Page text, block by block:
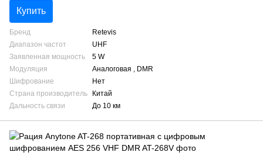
Купить
Бренд
Retevis
Диапазон частот
UHF
Заявленная мощность
5 W
Модуляция
Аналоговая , DMR
Шифрование
Нет
Страна производитель
Китай
Дальность связи
До 10 км